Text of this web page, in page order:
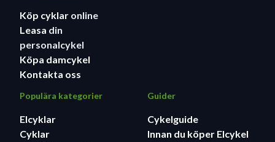
Köp cyklar online
Leasa din
personalcykel
Köpa damcykel
Kontakta oss
Populära kategorier
Elcyklar
Cyklar
Guider
Cykelguide
Innan du köper Elcykel